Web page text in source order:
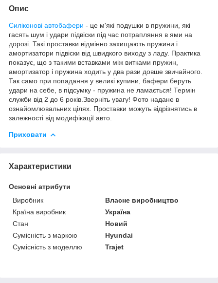
Опис
Силіконові автобафери - це м'які подушки в пружини, які
гасять шум і удари підвіски під час потрапляння в ями на
дорозі. Такі проставки відмінно захищають пружини і
амортизатори підвіски від швидкого виходу з ладу. Практика
показує, що з такими вставками між витками пружин,
амортизатор і пружина ходить у два рази довше звичайного.
Так само при попадання у великі купини, бафери беруть
удари на себе, в підсумку - пружина не ламається! Термін
служби від 2 до 6 років.Зверніть увагу! Фото надане в
ознайомлювальних цілях. Проставки можуть відрізнятись в
залежності від модифікації авто.
Приховати
Характеристики
Основні атрибути
Виробник
Власне виробництво
Країна виробник
Україна
Стан
Новий
Сумісність з маркою
Hyundai
Сумісність з моделлю
Trajet